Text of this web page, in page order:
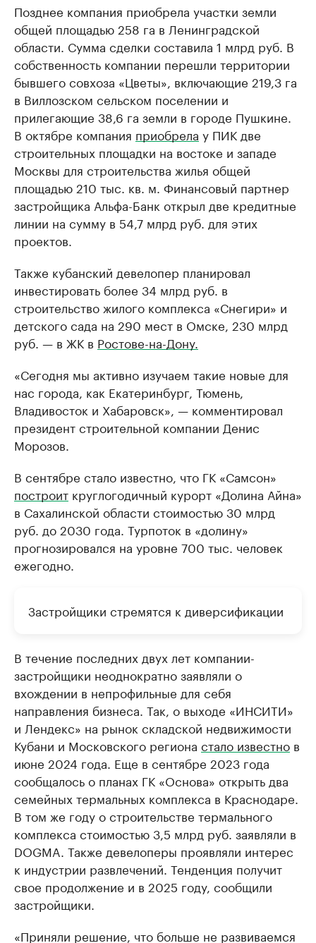
Позднее компания приобрела участки земли
общей площадью 258 га в Ленинградской
области. Сумма сделки составила 1 млрд руб. В
собственность компании перешли территории
бывшего совхоза «Цветы», включающие 219,3 га
в Виллозском сельском поселении и
прилегающие 38,6 га земли в городе Пушкине.
В октябре компания приобрела у ПИК две
строительных площадки на востоке и западе
Москвы для строительства жилья общей
площадью 210 тыс. кв. м. Финансовый партнер
застройщика Альфа-Банк открыл две кредитные
линии на сумму в 54,7 млрд руб. для этих
проектов.
Также кубанский девелопер планировал
инвестировать более 34 млрд руб. в
строительство жилого комплекса «Снегири» и
детского сада на 290 мест в Омске, 230 млрд
руб. — в ЖК в Ростове-на-Дону.
«Сегодня мы активно изучаем такие новые для
нас города, как Екатеринбург, Тюмень,
Владивосток и Хабаровск», — комментировал
президент строительной компании Денис
Морозов.
В сентябре стало известно, что ГК «Самсон»
построит круглогодичный курорт «Долина Айна»
в Сахалинской области стоимостью 30 млрд
руб. до 2030 года. Турпоток в «долину»
прогнозировался на уровне 700 тыс. человек
ежегодно.
Застройщики стремятся к диверсификации
В течение последних двух лет компании-
застройщики неоднократно заявляли о
вхождении в непрофильные для себя
направления бизнеса. Так, о выходе «ИНСИТИ»
и Лендекс» на рынок складской недвижимости
Кубани и Московского региона стало известно в
июне 2024 года. Еще в сентябре 2023 года
сообщалось о планах ГК «Основа» открыть два
семейных термальных комплекса в Краснодаре.
В том же году о строительстве термального
комплекса стоимостью 3,5 млрд руб. заявляли в
DOGMA. Также девелоперы проявляли интерес
к индустрии развлечений. Тенденция получит
свое продолжение и в 2025 году, сообщили
застройщики.
«Приняли решение, что больше не развиваемся